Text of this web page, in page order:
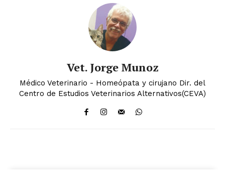
Vet. Jorge Munoz
Médico Veterinario - Homeópata y cirujano Dir. del
Centro de Estudios Veterinarios Alternativos(CEVA)